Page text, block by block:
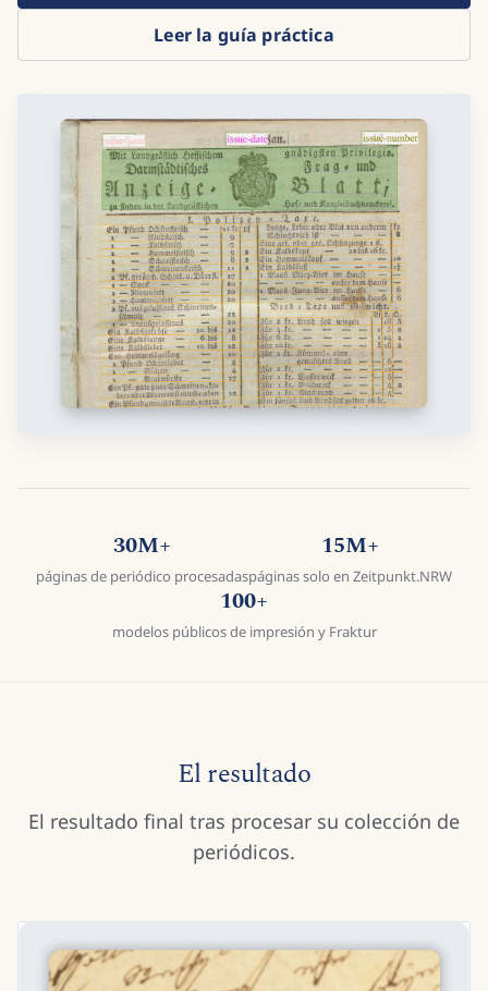
Leer la guía práctica
30M+
páginas de periódico procesadas
15M+
páginas solo en Zeitpunkt.NRW
100+
modelos públicos de impresión y Fraktur
El resultado
El resultado final tras procesar su colección de
periódicos.